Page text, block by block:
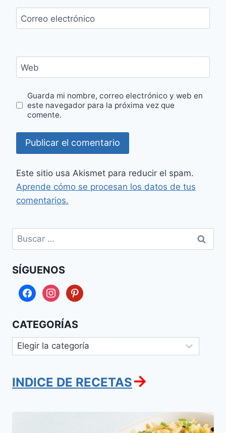
Correo electrónico
Web
Guarda mi nombre, correo electrónico y web en
este navegador para la próxima vez que
comente.
Este sitio usa Akismet para reducir el spam.
Aprende cómo se procesan los datos de tus
comentarios.
Buscar:
SÍGUENOS
facebookinstagrampinterest
CATEGORÍAS
Categorías
INDICE DE RECETAS→